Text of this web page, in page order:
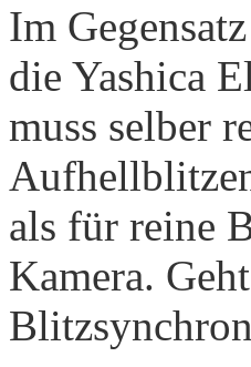
Im
die Yashica
muss selber
als für reine
Kamera.